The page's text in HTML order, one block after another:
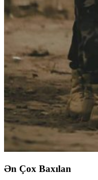
Ən Çox Baxılan